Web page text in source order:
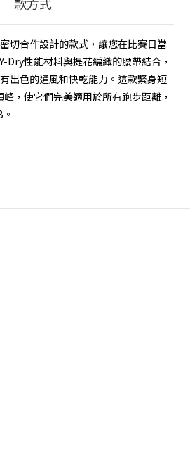
切合作設計的款式，讓您在比賽日當
Dry性能材料與提花編織的腰帶結合，
出色的通風和快乾能力。這款緊身短
峰，使它們完美適用於所有跑步距離，